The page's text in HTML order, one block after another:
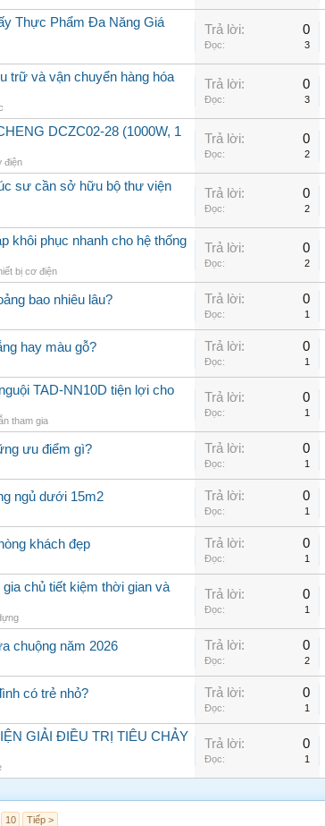
Thực Phẩm Đa Năng Giá
Trả lời: 0
Đọc: 3
trữ và vận chuyển hàng hóa
Trả lời: 0
Đọc: 3
DCZC02-28 (1000W, 1
điện
Trả lời: 0
Đọc: 2
sư cần sở hữu bộ thư viện
Trả lời: 0
Đọc: 2
khôi phục nhanh cho hệ thống
bị cơ điện
Trả lời: 0
Đọc: 2
bao nhiêu lâu? Trả lời: 0
Đọc: 1
hay màu gỗ? Trả lời: 0
Đọc: 1
TAD-NN10D tiện lợi cho
tham gia
Trả lời: 0
Đọc: 1
ưu điểm gì? Trả lời: 0
Đọc: 1
ngủ dưới 15m2 Trả lời: 0
Đọc: 1
khách đẹp Trả lời: 0
Đọc: 1
chủ tiết kiệm thời gian và
Trả lời: 0
Đọc: 1
chuộng năm 2026 Trả lời: 0
Đọc: 2
có trẻ nhỏ? Trả lời: 0
Đọc: 1
GIẢI ĐIỀU TRỊ TIÊU CHẢY
Trả lời: 0
Đọc: 1
10 Tiếp >